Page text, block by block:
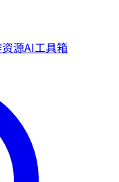
源AI工具箱